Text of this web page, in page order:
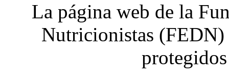
La página web de la
Nutricionistas (FEDN)